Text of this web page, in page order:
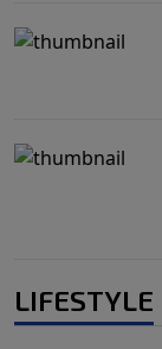
LIFESTYLE